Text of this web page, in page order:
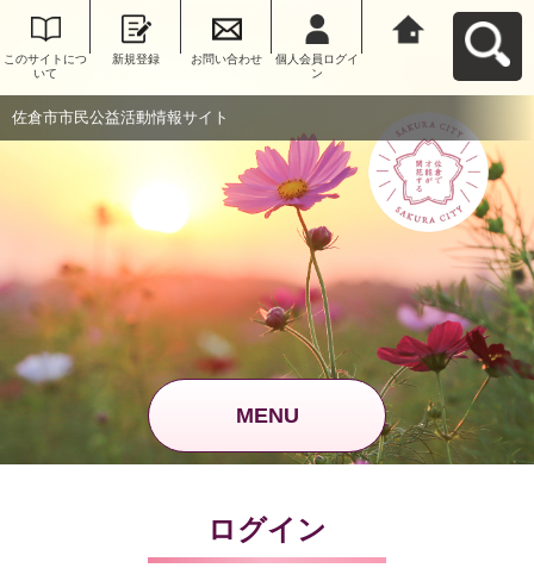
このサイトにつ
いて
新規登録 お問い合わせ
個人会員ログイ
ン
佐倉市市民公益活動情報サイト
MENU
ログイン